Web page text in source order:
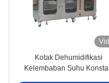
Kotak Dehumidifikasi
Kelembaban Suhu